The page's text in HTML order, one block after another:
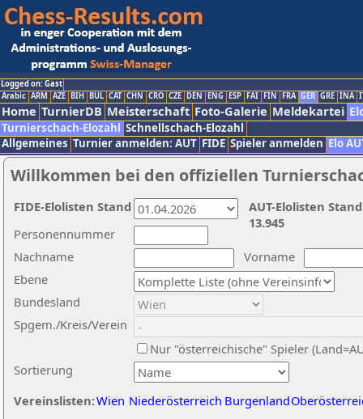
Logged on: Gast
Arabic ARM AZE BIH BUL CAT CHN CRO CZE DEN ENG ESP FAI FIN FRA GER GRE INA
Home TurnierDB Meisterschaft Foto-Galerie Meldekartei
Turnierschach-Elozahl Schnellschach-Elozahl
Allgemeines Turnier anmelden: AUT FIDE Spieler anmelden Elo
Willkommen bei den offiziellen
Nachname
Vorname
Ebene
Sortierung
Personennummer
Bundesland
Spgem./Kreis/Verein
Nur "österreichische" Spieler
Vereinslisten:Wien Niederösterreich Burgenland
AUT-Elolisten
13.945
FIDE-Elolisten Stand